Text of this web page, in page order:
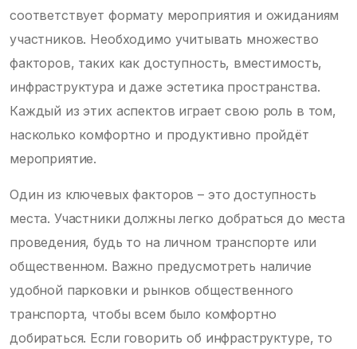
соответствует формату мероприятия и ожиданиям
участников. Необходимо учитывать множество
факторов, таких как доступность, вместимость,
инфраструктура и даже эстетика пространства.
Каждый из этих аспектов играет свою роль в том,
насколько комфортно и продуктивно пройдёт
мероприятие.
Один из ключевых факторов – это доступность
места. Участники должны легко добраться до места
проведения, будь то на личном транспорте или
общественном. Важно предусмотреть наличие
удобной парковки и рынков общественного
транспорта, чтобы всем было комфортно
добираться. Если говорить об инфраструктуре, то